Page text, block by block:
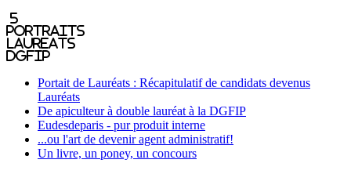
5
portraits
laureats
DGFIP
Portait de Lauréats : Récapitulatif de candidats devenus
Lauréats
De apiculteur à double lauréat à la DGFIP
Eudesdeparis - pur produit interne
...ou l'art de devenir agent administratif!
Un livre, un poney, un concours